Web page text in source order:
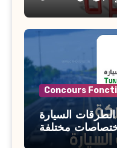
والطفولة وكبار
Concours
السيارة
في اختصاصات مختلفة